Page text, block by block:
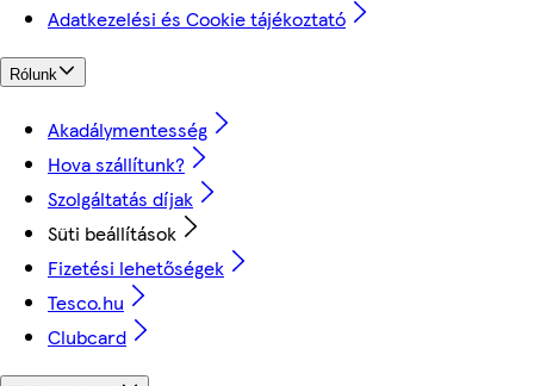
Adatkezelési és Cookie tájékoztató
Rólunk
Akadálymentesség
Hova szállítunk?
Szolgáltatás díjak
Süti beállítások
Fizetési lehetőségek
Tesco.hu
Clubcard